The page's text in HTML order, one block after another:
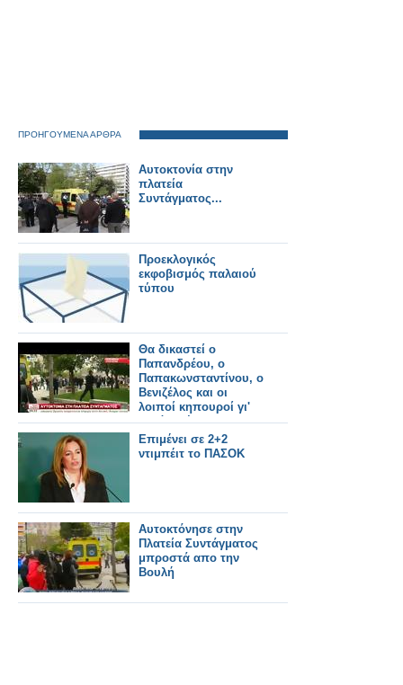
ΠΡΟΗΓΟΥΜΕΝΑ ΑΡΘΡΑ
Αυτοκτονία στην
πλατεία
Συντάγματος...
Προεκλογικός
εκφοβισμός παλαιού
τύπου
Θα δικαστεί ο
Παπανδρέου, ο
Παπακωνσταντίνου, ο
Βενιζέλος και οι
λοιποί κηπουροί γι'
αυτό το έγκλημα;
Επιμένει σε 2+2
ντιμπέιτ το ΠΑΣΟΚ
Αυτοκτόνησε στην
Πλατεία Συντάγματος
μπροστά απο την
Βουλή